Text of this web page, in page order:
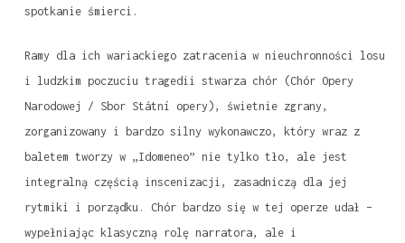
spotkanie śmierci.
Ramy dla ich wariackiego zatracenia w nieuchronności losu
i ludzkim poczuciu tragedii stwarza chór (Chór Opery
Narodowej / Sbor Státní opery), świetnie zgrany,
zorganizowany i bardzo silny wykonawczo, który wraz z
baletem tworzy w „Idomeneo” nie tylko tło, ale jest
integralną częścią inscenizacji, zasadniczą dla jej
rytmiki i porządku. Chór bardzo się w tej operze udał –
wypełniając klasyczną rolę narratora, ale i